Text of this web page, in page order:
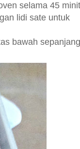
selama 45 minit
lidi sate untuk
bawah sepanjang